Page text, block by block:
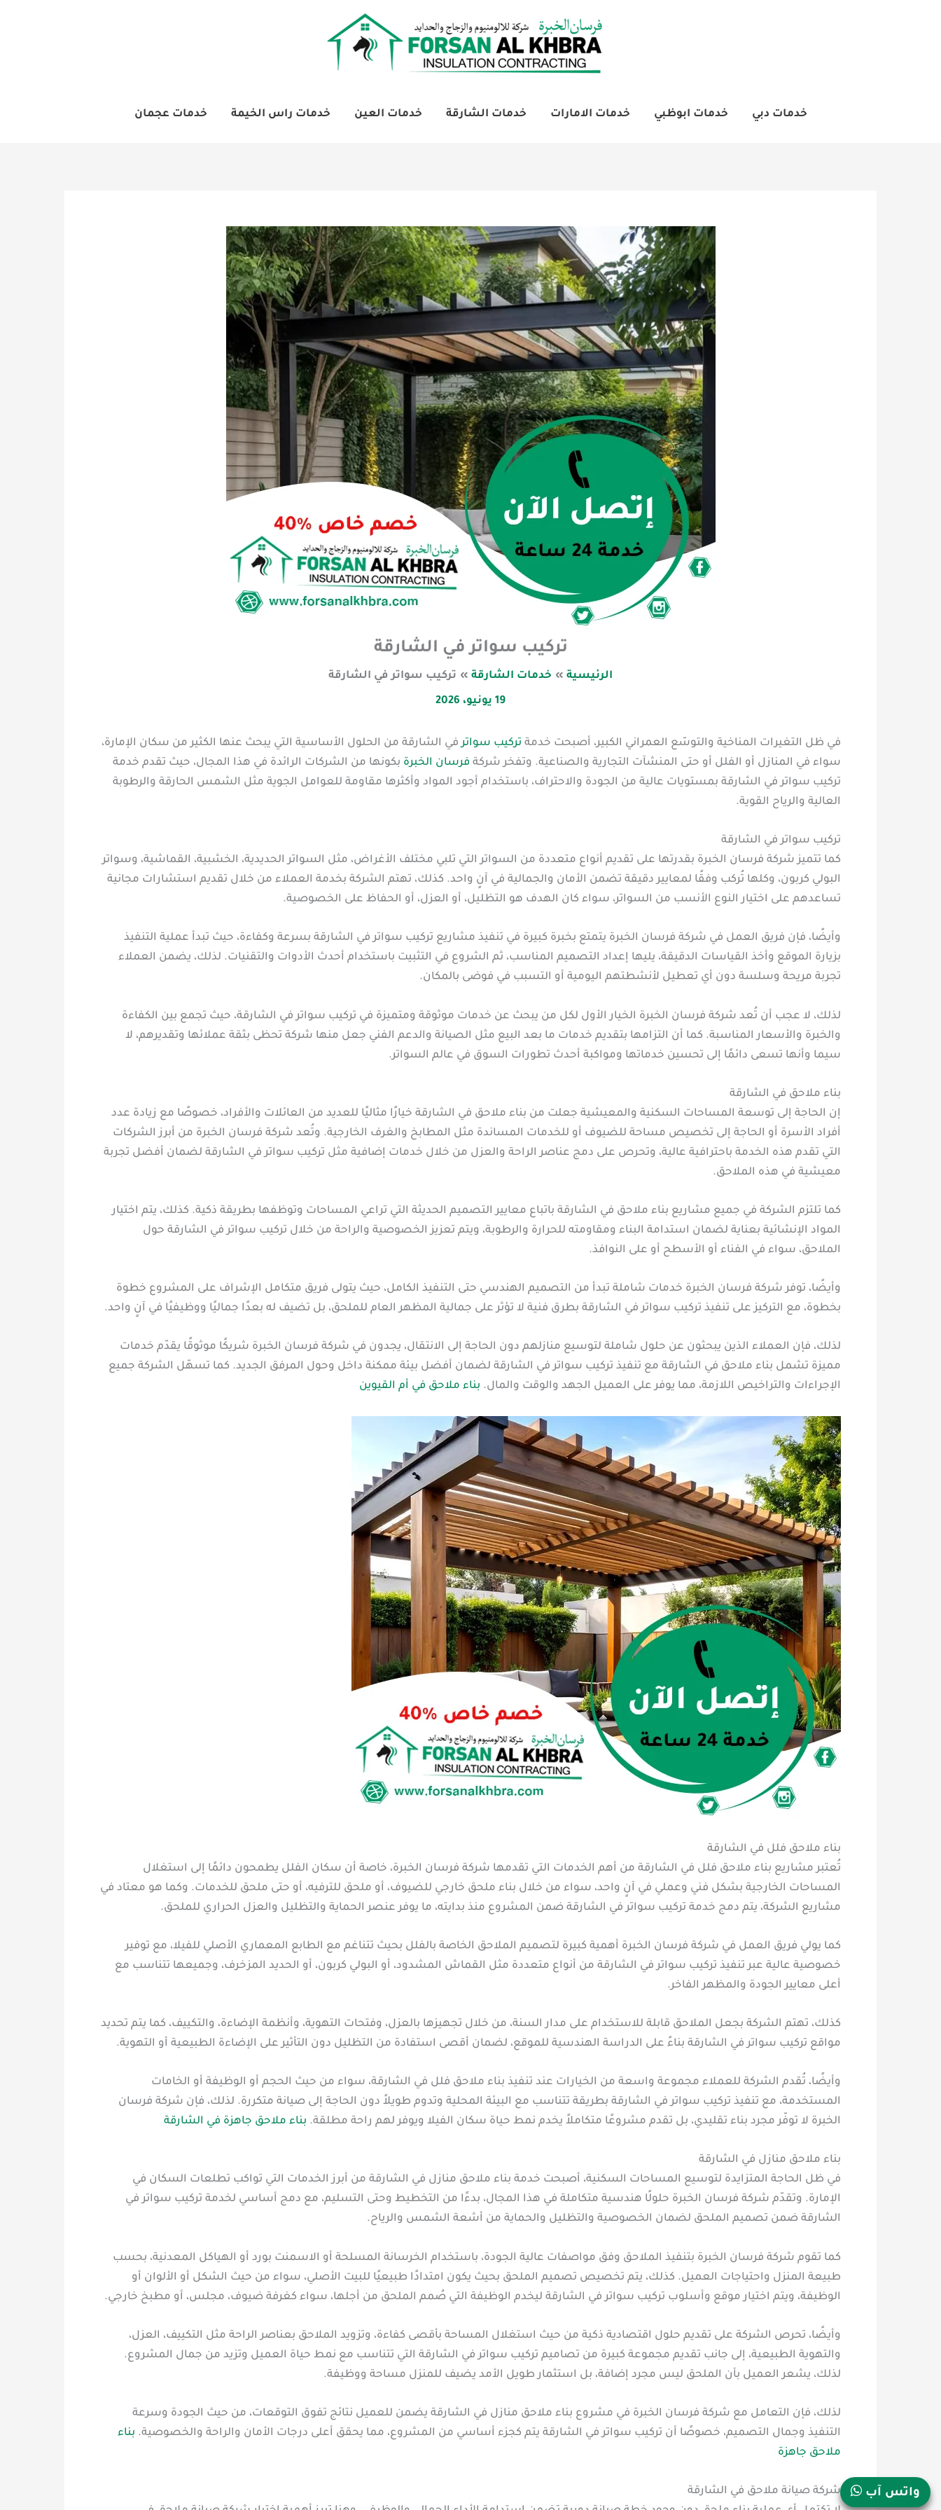
خدمات دبي خدمات ابوظبي خدمات الامارات خدمات الشارقة خدمات العين خدمات راس الخيمة خدمات عجمان
تركيب سواتر في الشارقة
الرئيسية خدمات الشارقة تركيب سواتر في الشارقة
19 يونيو، 2026
في ظل التغيرات المناخية والتوسّع العمراني الكبير، أصبحت خدمة تركيب سواترفي الشارقة من الحلول الأساسية التي يبحث عنها الكثير من سكان الإمارة،
سواء في المنازل أو الفلل أو حتى المنشآت التجارية والصناعية. وتفخر شركة فرسان الخبرة بكونها من الشركات الرائدة في هذا المجال، حيث تقدم خدمة
تركيب سواتر في الشارقة بمستويات عالية من الجودة والاحتراف، باستخدام أجود المواد وأكثرها مقاومة للعوامل الجوية مثل الشمس الحارقة والرطوبة
العالية والرياح القوية.
تركيب سواتر في الشارقة
كما تتميز شركة فرسان الخبرة بقدرتها على تقديم أنواع متعددة من السواتر التي تلبي مختلف الأغراض، مثل السواتر الحديدية، الخشبية، القماشية، وسواتر
البولي كربون، وكلها تُركب وفقًا لمعايير دقيقة تضمن الأمان والجمالية في آنٍ واحد. كذلك، تهتم الشركة بخدمة العملاء من خلال تقديم استشارات مجانية
تساعدهم على اختيار النوع الأنسب من السواتر، سواء كان الهدف هو التظليل، أو العزل، أو الحفاظ على الخصوصية.
وأيضًا، فإن فريق العمل في شركة فرسان الخبرة يتمتع بخبرة كبيرة في تنفيذ مشاريع تركيب سواتر في الشارقة بسرعة وكفاءة، حيث تبدأ عملية التنفيذ
بزيارة الموقع وأخذ القياسات الدقيقة، يليها إعداد التصميم المناسب، ثم الشروع في التثبيت باستخدام أحدث الأدوات والتقنيات. لذلك، يضمن العملاء
تجربة مريحة وسلسة دون أي تعطيل لأنشطتهم اليومية أو التسبب في فوضى بالمكان.
لذلك، لا عجب أن تُعد شركة فرسان الخبرة الخيار الأول لكل من يبحث عن خدمات موثوقة ومتميزة في تركيب سواتر في الشارقة، حيث تجمع بين الكفاءة
والخبرة والأسعار المناسبة. كما أن التزامها بتقديم خدمات ما بعد البيع مثل الصيانة والدعم الفني جعل منها شركة تحظى بثقة عملائها وتقديرهم، لا
سيما وأنها تسعى دائمًا إلى تحسين خدماتها ومواكبة أحدث تطورات السوق في عالم السواتر.
بناء ملاحق في الشارقة
إن الحاجة إلى توسعة المساحات السكنية والمعيشية جعلت من بناء ملاحق في الشارقة خيارًا مثاليًا للعديد من العائلات والأفراد، خصوصًا مع زيادة عدد
أفراد الأسرة أو الحاجة إلى تخصيص مساحة للضيوف أو للخدمات المساندة مثل المطابخ والغرف الخارجية. وتُعد شركة فرسان الخبرة من أبرز الشركات
التي تقدم هذه الخدمة باحترافية عالية، وتحرص على دمج عناصر الراحة والعزل من خلال خدمات إضافية مثل تركيب سواتر في الشارقة لضمان أفضل تجربة
معيشية في هذه الملاحق.
كما تلتزم الشركة في جميع مشاريع بناء ملاحق في الشارقة باتباع معايير التصميم الحديثة التي تراعي المساحات وتوظفها بطريقة ذكية. كذلك، يتم اختيار
المواد الإنشائية بعناية لضمان استدامة البناء ومقاومته للحرارة والرطوبة، ويتم تعزيز الخصوصية والراحة من خلال تركيب سواتر في الشارقة حول
الملاحق، سواء في الفناء أو الأسطح أو على النوافذ.
وأيضًا، توفر شركة فرسان الخبرة خدمات شاملة تبدأ من التصميم الهندسي حتى التنفيذ الكامل، حيث يتولى فريق متكامل الإشراف على المشروع خطوة
بخطوة، مع التركيز على تنفيذ تركيب سواتر في الشارقة بطرق فنية لا تؤثر على جمالية المظهر العام للملحق، بل تضيف له بعدًا جماليًا ووظيفيًا في آنٍ واحد.
لذلك، فإن العملاء الذين يبحثون عن حلول شاملة لتوسيع منازلهم دون الحاجة إلى الانتقال، يجدون في شركة فرسان الخبرة شريكًا موثوقًا يقدّم خدمات
مميزة تشمل بناء ملاحق في الشارقة مع تنفيذ تركيب سواتر في الشارقة لضمان أفضل بيئة ممكنة داخل وحول المرفق الجديد. كما تسهّل الشركة جميع
الإجراءات والتراخيص اللازمة، مما يوفر على العميل الجهد والوقت والمال. بناء ملاحق في أم القيوين
بناء ملاحق فلل في الشارقة
تُعتبر مشاريع بناء ملاحق فلل في الشارقة من أهم الخدمات التي تقدمها شركة فرسان الخبرة، خاصة أن سكان الفلل يطمحون دائمًا إلى استغلال
المساحات الخارجية بشكل فني وعملي في آنٍ واحد، سواء من خلال بناء ملحق خارجي للضيوف، أو ملحق للترفيه، أو حتى ملحق للخدمات. وكما هو معتاد في
مشاريع الشركة، يتم دمج خدمة تركيب سواتر في الشارقة ضمن المشروع منذ بدايته، ما يوفر عنصر الحماية والتظليل والعزل الحراري للملحق.
كما يولي فريق العمل في شركة فرسان الخبرة أهمية كبيرة لتصميم الملاحق الخاصة بالفلل بحيث تتناغم مع الطابع المعماري الأصلي للفيلا، مع توفير
خصوصية عالية عبر تنفيذ تركيب سواتر في الشارقة من أنواع متعددة مثل القماش المشدود، أو البولي كربون، أو الحديد المزخرف، وجميعها تتناسب مع
أعلى معايير الجودة والمظهر الفاخر.
كذلك، تهتم الشركة بجعل الملاحق قابلة للاستخدام على مدار السنة، من خلال تجهيزها بالعزل، وفتحات التهوية، وأنظمة الإضاءة، والتكييف، كما يتم تحديد
مواقع تركيب سواتر في الشارقة بناءً على الدراسة الهندسية للموقع، لضمان أقصى استفادة من التظليل دون التأثير على الإضاءة الطبيعية أو التهوية.
وأيضًا، تُقدم الشركة للعملاء مجموعة واسعة من الخيارات عند تنفيذ بناء ملاحق فلل في الشارقة، سواء من حيث الحجم أو الوظيفة أو الخامات
المستخدمة، مع تنفيذ تركيب سواتر في الشارقة بطريقة تتناسب مع البيئة المحلية وتدوم طويلاً دون الحاجة إلى صيانة متكررة. لذلك، فإن شركة فرسان
الخبرة لا توفّر مجرد بناء تقليدي، بل تقدم مشروعًا متكاملاً يخدم نمط حياة سكان الفيلا ويوفر لهم راحة مطلقة. بناء ملاحق جاهزة في الشارقة
بناء ملاحق منازل في الشارقة
في ظل الحاجة المتزايدة لتوسيع المساحات السكنية، أصبحت خدمة بناء ملاحق منازل في الشارقة من أبرز الخدمات التي تواكب تطلعات السكان في
الإمارة. وتقدّم شركة فرسان الخبرة حلولًا هندسية متكاملة في هذا المجال، بدءًا من التخطيط وحتى التسليم، مع دمج أساسي لخدمة تركيب سواتر في
الشارقة ضمن تصميم الملحق لضمان الخصوصية والتظليل والحماية من أشعة الشمس والرياح.
كما تقوم شركة فرسان الخبرة بتنفيذ الملاحق وفق مواصفات عالية الجودة، باستخدام الخرسانة المسلحة أو الاسمنت بورد أو الهياكل المعدنية، بحسب
طبيعة المنزل واحتياجات العميل. كذلك، يتم تخصيص تصميم الملحق بحيث يكون امتدادًا طبيعيًا للبيت الأصلي، سواء من حيث الشكل أو الألوان أو
الوظيفة، ويتم اختيار موقع وأسلوب تركيب سواتر في الشارقة ليخدم الوظيفة التي صُمم الملحق من أجلها، سواء كغرفة ضيوف، مجلس، أو مطبخ خارجي.
وأيضًا، تحرص الشركة على تقديم حلول اقتصادية ذكية من حيث استغلال المساحة بأقصى كفاءة، وتزويد الملاحق بعناصر الراحة مثل التكييف، العزل،
والتهوية الطبيعية، إلى جانب تقديم مجموعة كبيرة من تصاميم تركيب سواتر في الشارقة التي تتناسب مع نمط حياة العميل وتزيد من جمال المشروع.
لذلك، يشعر العميل بأن الملحق ليس مجرد إضافة، بل استثمار طويل الأمد يضيف للمنزل مساحة ووظيفة.
لذلك، فإن التعامل مع شركة فرسان الخبرة في مشروع بناء ملاحق منازل في الشارقة يضمن للعميل نتائج تفوق التوقعات، من حيث الجودة وسرعة
التنفيذ وجمال التصميم، خصوصًا أن تركيب سواتر في الشارقة يتم كجزء أساسي من المشروع، مما يحقق أعلى درجات الأمان والراحة والخصوصية. بناء
ملاحق جاهزة
شركة صيانة ملاحق في الشارقة
واتس آب